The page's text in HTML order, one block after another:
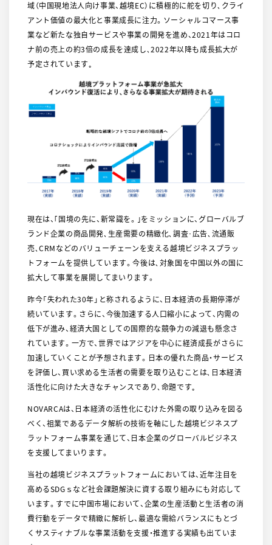
域（中国現地法人向け事業、越境EC）に積極的に舵を切り､クライ
アント価値の最大化と事業成長に注力。ソーシャルコマース事
業など新たな独自サービスや事業の開発を進め、2021年はコロ
ナ前の売上の約3倍の成長を達成し､2022年以降も成長拡大が
予定されています｡
現在は、｢国境の先に、新常識を。｣をミッションに、グローバルブ
ランド企業の商品開発､生産需要の精緻化､調査･広告､流通販
売､CRMなどのバリューチェーンを支える越境ビジネスプラッ
トフォームを提供しています。今後は､対象国を中国以外の国に
拡大して事業を展開してまいります。
昨今「失われた30年」と称されるように、日本経済の長期停滞が
続いています。さらに、今後加速する人口縮小によって、内需の
低下が進み、経済大国としての国際的な競争力の減退も懸念さ
れています。一方で、世界ではアジアを中心に経済成長がさらに
加速していくことが予想されます。日本の優れた商品・サービス
を評価し、買い求める生活者の需要を取り込むことは､日本経済
活性化に向けた大きなチャンスであり､命題です｡
NOVARCAは、日本経済の活性化にむけた外需の取り込みを図る
べく、祖業であるデータ解析の技術を軸にした越境ビジネスプ
ラットフォーム事業を通じて、日本企業のグローバルビジネス
を支援してまいります。
当社の越境ビジネスプラットフォームにおいては、近年注目を
高めるSDGｓなど社会課題解決に資する取り組みにも対応して
います。すでに中国市場において、企業の生産活動と生活者の消
費行動をデータで精緻に解析し、最適な需給バランスにもとづ
くサスティナブルな事業活動を支援・推進する実績も出ていま